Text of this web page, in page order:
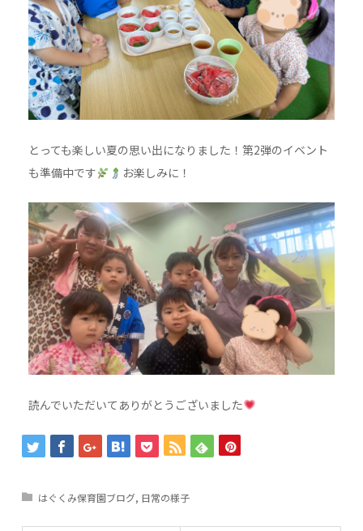
とっても楽しい夏の思い出になりました！第2弾のイベント
も準備中です
お楽しみに！
読んでいただいてありがとうございました
はぐくみ保育園ブログ, 日常の様子